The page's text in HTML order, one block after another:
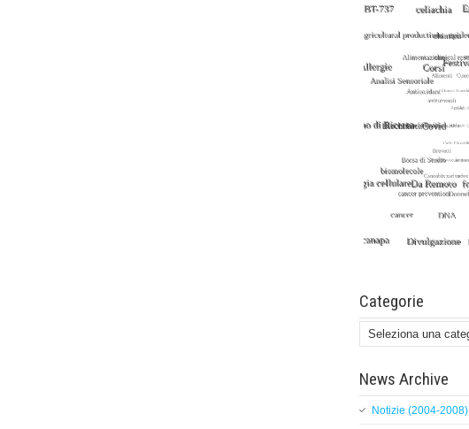
Categorie
Categorie
News Archive
Notizie (2004-2008)